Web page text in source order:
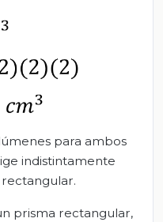
para ambos
indistintamente
rectangular.
prisma rectangular,